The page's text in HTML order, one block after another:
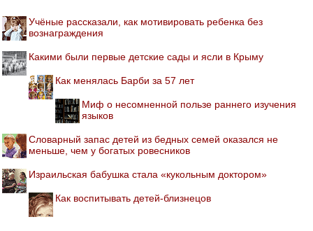
Учёные рассказали, как мотивировать ребенка без
вознаграждения
Какими были первые детские сады и ясли в Крыму
Как менялась Барби за 57 лет
Миф о несомненной пользе раннего изучения
языков
Словарный запас детей из бедных семей оказался не
меньше, чем у богатых ровесников
Израильская бабушка стала «кукольным доктором»
Как воспитывать детей-близнецов